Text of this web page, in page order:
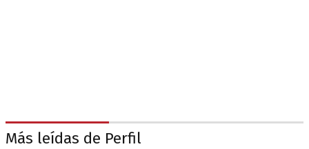
Más leídas de Perfil